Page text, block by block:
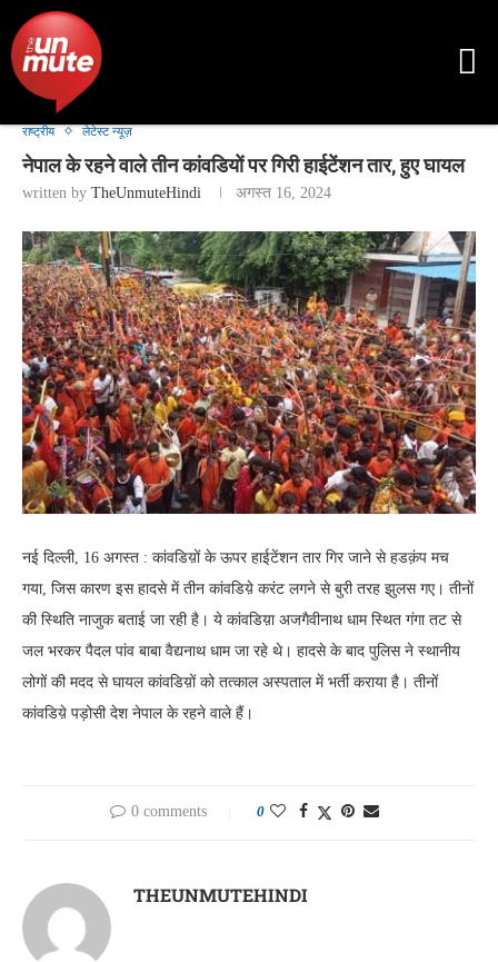
राष्ट्रीय लेटेस्ट न्यूज़
नेपाल के रहने वाले तीन कांवडियों पर गिरी हाईटेंशन तार, हुए घायल
written by TheUnmuteHindi अगस्त 16, 2024
नई दिल्ली, 16 अगस्त : कांवडिय़ों के ऊपर हाईटेंशन तार गिर जाने से हडक़ंप मच
गया, जिस कारण इस हादसे में तीन कांवडिय़े करंट लगने से बुरी तरह झुलस गए। तीनों
की स्थिति नाजुक बताई जा रही है। ये कांवडिय़ा अजगैवीनाथ धाम स्थित गंगा तट से
जल भरकर पैदल पांव बाबा वैद्यनाथ धाम जा रहे थे। हादसे के बाद पुलिस ने स्थानीय
लोगों की मदद से घायल कांवडिय़ों को तत्काल अस्पताल में भर्ती कराया है। तीनों
कांवडिय़े पड़ोसी देश नेपाल के रहने वाले हैं।
0 comments 0
THEUNMUTEHINDI